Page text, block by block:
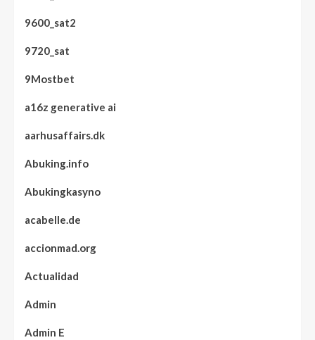
9600_sat2
9720_sat
9Mostbet
a16z generative ai
aarhusaffairs.dk
Abuking.info
Abukingkasyno
acabelle.de
accionmad.org
Actualidad
Admin
Admin E